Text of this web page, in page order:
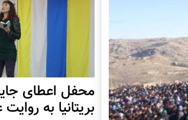
محفل اعطای
بریتانیا به